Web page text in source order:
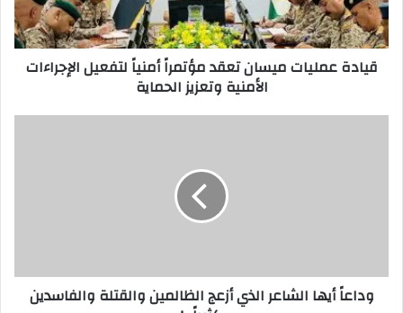
لتفعيل
الإجراءات
الأمنية
وتعزيز
قيادة عمليات ميسان تعقد مؤتمراً أمنياً لتفعيل الإجراءات
الأمنية وتعزيز الحماية
كثيراً
وداعاً أيها الشاعر الذي أزعج الظالمين والقتلة والفاسدين